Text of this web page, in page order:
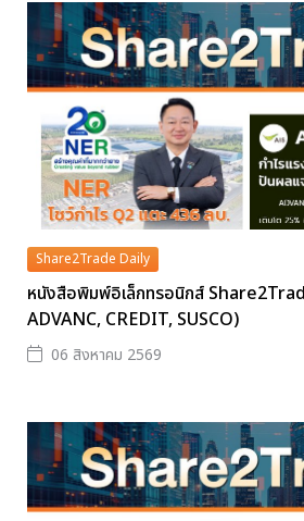
Share2Trade Daily
หนังสือพิมพ์อิเล็กทรอนิกส์
ADVANC, CREDIT, SUSCO)
06 สิงหาคม 2569